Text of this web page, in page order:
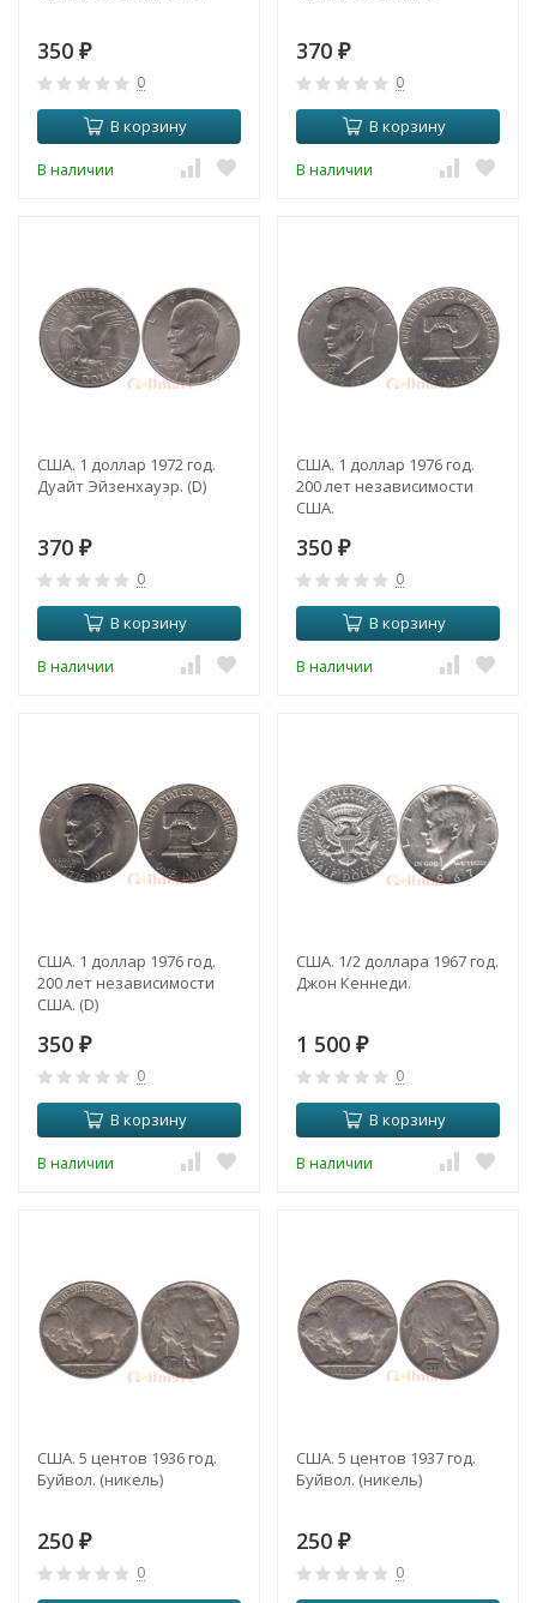
350 ₽
0
В корзину
В наличии
370 ₽
0
В корзину
В наличии
США. 1 доллар 1972 год.
Дуайт Эйзенхауэр. (D)
370 ₽
0
В корзину
В наличии
США. 1 доллар 1976 год.
200 лет независимости
США.
350 ₽
0
В корзину
В наличии
США. 1 доллар 1976 год.
200 лет независимости
США. (D)
350 ₽
0
В корзину
В наличии
США. 1/2 доллара 1967 год.
Джон Кеннеди.
1 500 ₽
0
В корзину
В наличии
США. 5 центов 1936 год.
Буйвол. (никель)
250 ₽
0
США. 5 центов 1937 год.
Буйвол. (никель)
250 ₽
0